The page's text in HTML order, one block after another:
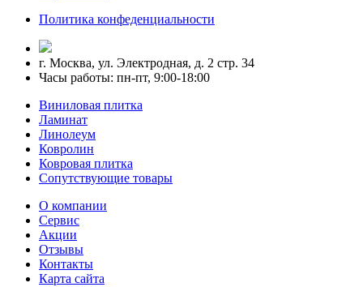
Политика конфеденциальности
г. Москва, ул. Электродная, д. 2 стр. 34
Часы работы: пн-пт, 9:00-18:00
Виниловая плитка
Ламинат
Линолеум
Ковролин
Ковровая плитка
Сопутствующие товары
О компании
Сервис
Акции
Отзывы
Контакты
Карта сайта